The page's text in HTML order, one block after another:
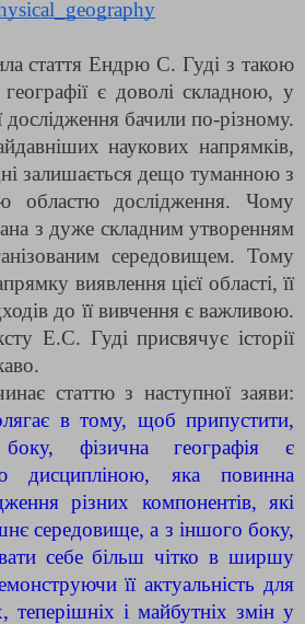
стаття Ендрю С. Гуді з такою
є доволі складною, у
дослідження бачили по-різному.
наукових напрямків,
залишається дещо туманною з
областю дослідження. Чому
з дуже складним утворенням
середовищем. Тому
виявлення цієї області, її
до її вивчення є важливою.
Е.С. Гуді присвячує історії
статтю з наступної заяви:
в тому, щоб припустити,
фізична географія є
дисципліною, яка повинна
різних компонентів, які
середовище, а з іншого боку,
себе більш чітко в ширшу
її актуальність для
теперішніх і майбутніх змін у